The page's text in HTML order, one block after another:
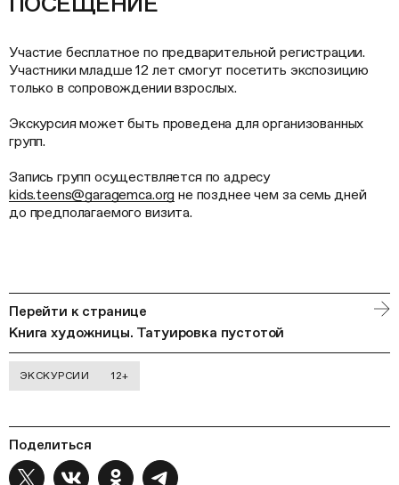
Участие бесплатное по предварительной регистрации.
Участники младше 12 лет смогут посетить экспозицию
только в сопровождении взрослых.
Экскурсия может быть проведена для организованных
групп.
Запись групп осуществляется по адресу
kids.teens@garagemca.org не позднее чем за семь дней
до предполагаемого визита.
Перейти к странице
Книга художницы. Татуировка пустотой
ЭКСКУРСИИ 12+
Поделиться